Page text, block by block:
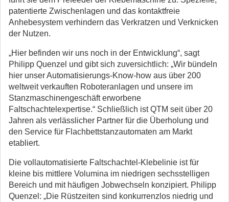
patentierte Zwischenlagen und das kontaktfreie
Anhebesystem verhindern das Verkratzen und Verknicken
der Nutzen.
„Hier befinden wir uns noch in der Entwicklung“, sagt
Philipp Quenzel und gibt sich zuversichtlich: „Wir bündeln
hier unser Automatisierungs-Know-how aus über 200
weltweit verkauften Roboteranlagen und unsere im
Stanzmaschinengeschäft erworbene
Faltschachtelexpertise.“ Schließlich ist QTM seit über 20
Jahren als verlässlicher Partner für die Überholung und
den Service für Flachbettstanzautomaten am Markt
etabliert.
Die vollautomatisierte Faltschachtel-Klebelinie ist für
kleine bis mittlere Volumina im niedrigen sechsstelligen
Bereich und mit häufigen Jobwechseln konzipiert. Philipp
Quenzel: „Die Rüstzeiten sind konkurrenzlos niedrig und